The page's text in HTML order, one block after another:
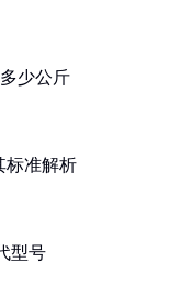
少公斤
标准解析
型号